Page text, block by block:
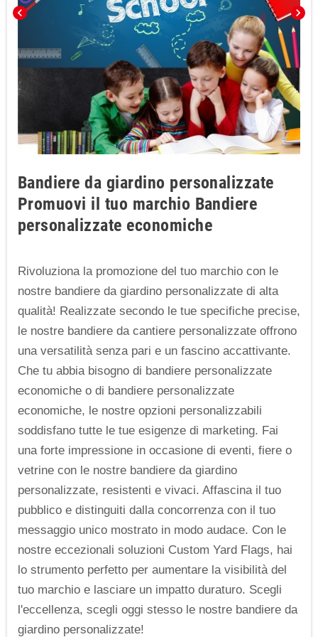
chevron_left chevron_right
Bandiere da giardino personalizzate
Promuovi il tuo marchio Bandiere
personalizzate economiche
Rivoluziona la promozione del tuo marchio con le
nostre bandiere da giardino personalizzate di alta
qualità! Realizzate secondo le tue specifiche precise,
le nostre bandiere da cantiere personalizzate offrono
una versatilità senza pari e un fascino accattivante.
Che tu abbia bisogno di bandiere personalizzate
economiche o di bandiere personalizzate
economiche, le nostre opzioni personalizzabili
soddisfano tutte le tue esigenze di marketing. Fai
una forte impressione in occasione di eventi, fiere o
vetrine con le nostre bandiere da giardino
personalizzate, resistenti e vivaci. Affascina il tuo
pubblico e distinguiti dalla concorrenza con il tuo
messaggio unico mostrato in modo audace. Con le
nostre eccezionali soluzioni Custom Yard Flags, hai
lo strumento perfetto per aumentare la visibilità del
tuo marchio e lasciare un impatto duraturo. Scegli
l'eccellenza, scegli oggi stesso le nostre bandiere da
giardino personalizzate!